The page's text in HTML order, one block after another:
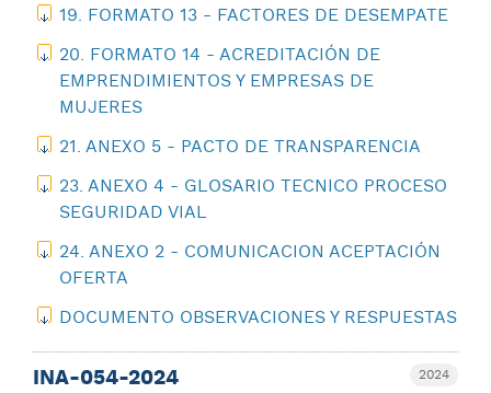
19. FORMATO 13 - FACTORES DE DESEMPATE
20. FORMATO 14 - ACREDITACIÓN DE
EMPRENDIMIENTOS Y EMPRESAS DE
MUJERES
21. ANEXO 5 - PACTO DE TRANSPARENCIA
23. ANEXO 4 - GLOSARIO TECNICO PROCESO
SEGURIDAD VIAL
24. ANEXO 2 - COMUNICACION ACEPTACIÓN
OFERTA
DOCUMENTO OBSERVACIONES Y RESPUESTAS
2024
INA-054-2024